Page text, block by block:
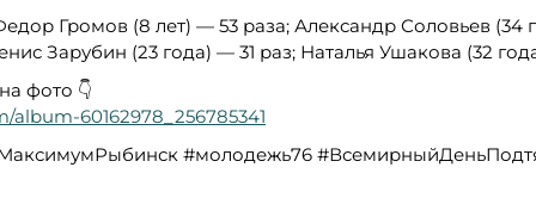
Громов (8 лет) — 53 раза; Александр Соловьев
Зарубин (23 года) — 31 раз; Наталья Ушакова (32
фото 👇
album-60162978_256785341
#молодежь76